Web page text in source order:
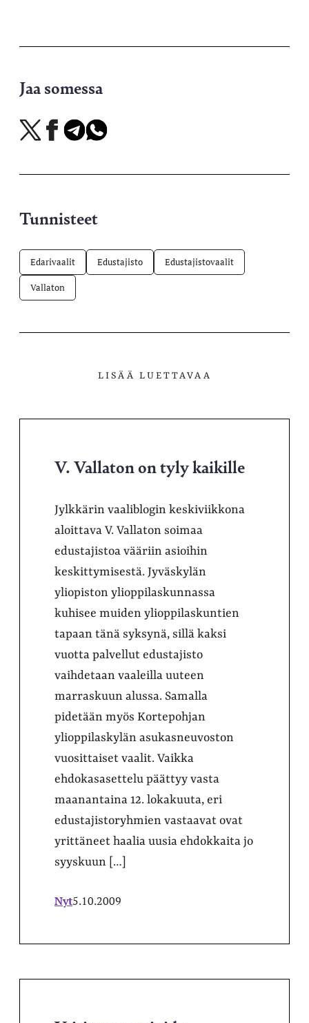
Jaa somessa
Jaa
X-
Jaa
Facebookissa
Jaa
Telegramissa
Jaa
WhatsAppissa
Tunnisteet
Edarivaalit Edustajisto Edustajistovaalit
Vallaton
LISÄÄ LUETTAVAA
V. Vallaton on tyly kaikille
Jylkkärin vaaliblogin keskiviikkona
aloittava V. Vallaton soimaa
edustajistoa vääriin asioihin
keskittymisestä. Jyväskylän
yliopiston ylioppilaskunnassa
kuhisee muiden ylioppilaskuntien
tapaan tänä syksynä, sillä kaksi
vuotta palvellut edustajisto
vaihdetaan vaaleilla uuteen
marraskuun alussa. Samalla
pidetään myös Kortepohjan
ylioppilaskylän asukasneuvoston
vuosittaiset vaalit. Vaikka
ehdokasasettelu päättyy vasta
maanantaina 12. lokakuuta, eri
edustajistoryhmien vastaavat ovat
yrittäneet haalia uusia ehdokkaita jo
syyskuun […]
Nyt5.10.2009